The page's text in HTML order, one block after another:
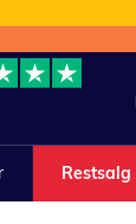
Restsalg